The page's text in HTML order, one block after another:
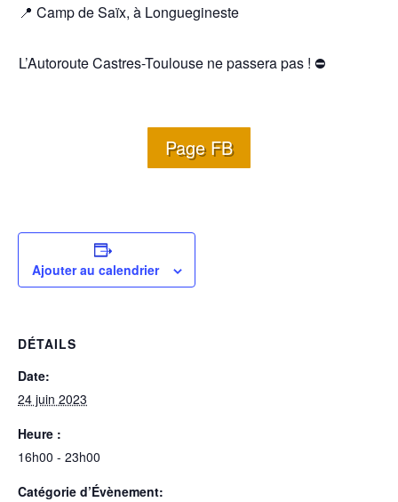
📍 Camp de Saïx, à Longuegineste
L’Autoroute Castres-Toulouse ne passera pas ! ⛔️
Page FB
Ajouter au calendrier
DÉTAILS
Date:
24 juin 2023
Heure :
16h00 - 23h00
Catégorie d’Évènement: